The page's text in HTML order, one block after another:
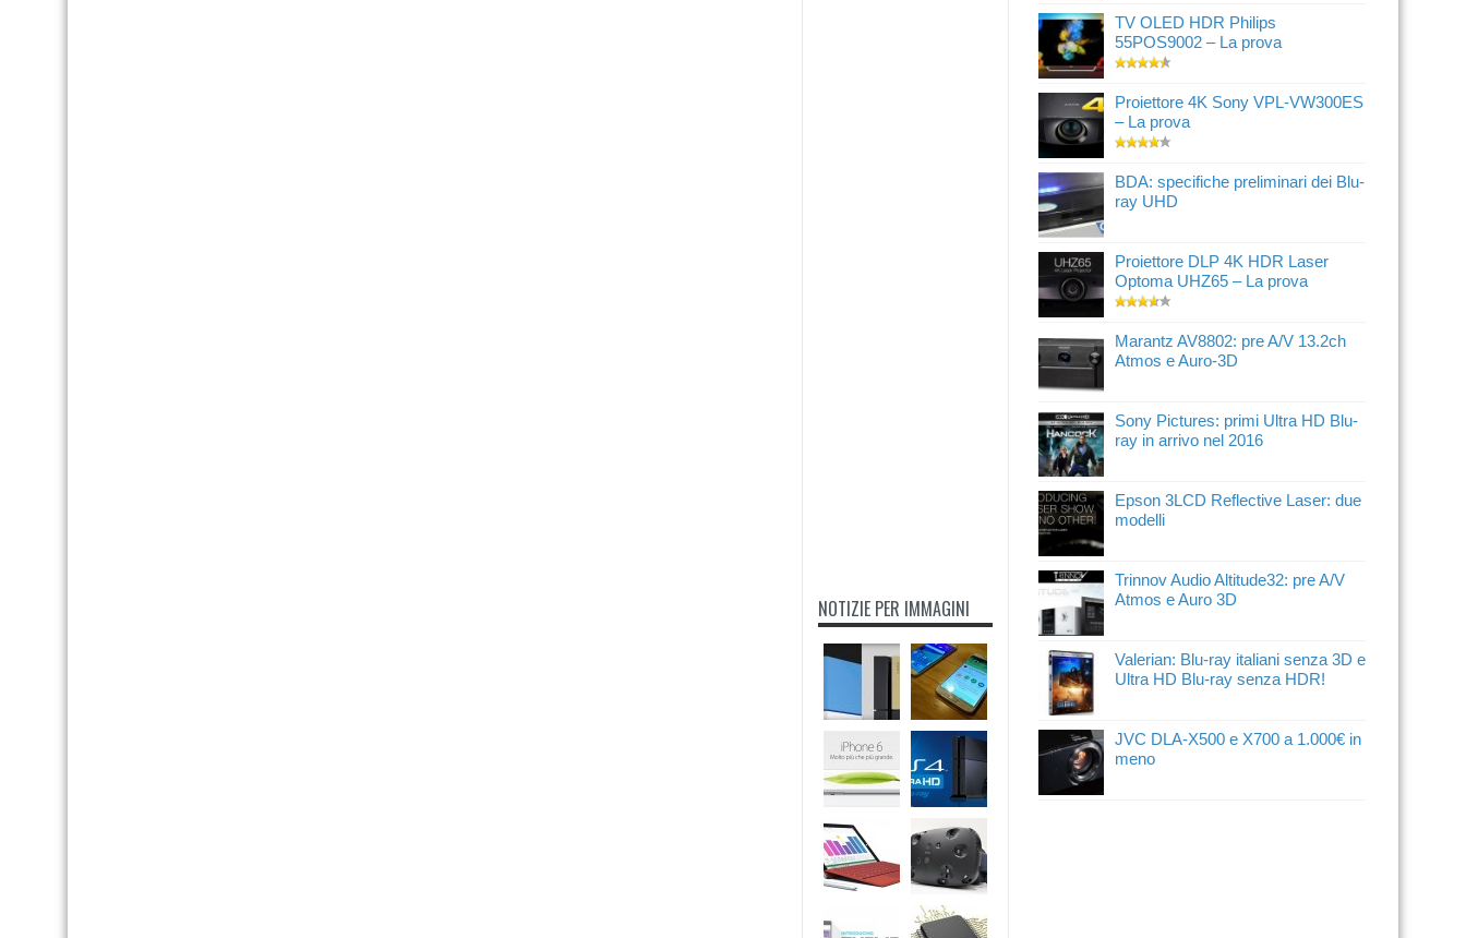
NOTIZIE PER IMMAGINI
TV OLED HDR Philips
55POS9002 – La prova
Proiettore 4K Sony VPL-VW300ES
– La prova
BDA: specifiche preliminari dei Blu-
ray UHD
Proiettore DLP 4K HDR Laser
Optoma UHZ65 – La prova
Marantz AV8802: pre A/V 13.2ch
Atmos e Auro-3D
Sony Pictures: primi Ultra HD Blu-
ray in arrivo nel 2016
Epson 3LCD Reflective Laser: due
modelli
Trinnov Audio Altitude32: pre A/V
Atmos e Auro 3D
Valerian: Blu-ray italiani senza 3D e
Ultra HD Blu-ray senza HDR!
JVC DLA-X500 e X700 a 1.000€ in
meno